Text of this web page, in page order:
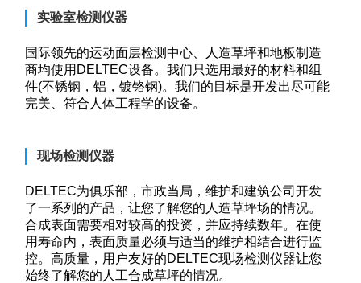
实验室检测仪器
国际领先的运动面层检测中心、人造草坪和地板制造
商均使用DELTEC设备。我们只选用最好的材料和组
件(不锈钢，铝，镀铬钢)。我们的目标是开发出尽可能
完美、符合人体工程学的设备。
现场检测仪器
DELTEC为俱乐部，市政当局，维护和建筑公司开发
了一系列的产品，让您了解您的人造草坪场的情况。
合成表面需要相对较高的投资，并应持续数年。在使
用寿命内，表面质量必须与适当的维护相结合进行监
控。高质量，用户友好的DELTEC现场检测仪器让您
始终了解您的人工合成草坪的情况。